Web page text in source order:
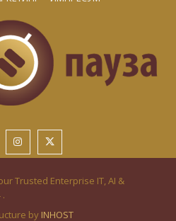
Trusted Enterprise IT, AI &
by INHOST